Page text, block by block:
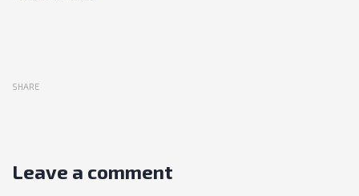
SHARE
Leave a comment